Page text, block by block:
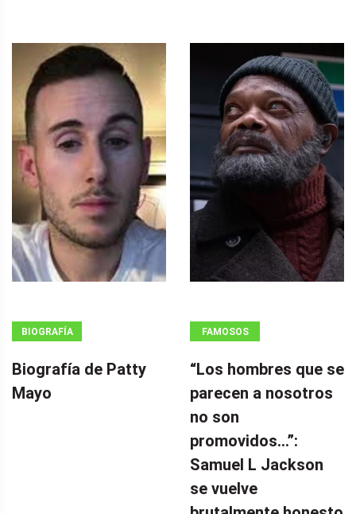
BIOGRAFÍA
Biografía de Patty
Mayo
FAMOSOS
“Los hombres que se
parecen a nosotros
no son
promovidos…”:
Samuel L Jackson
se vuelve